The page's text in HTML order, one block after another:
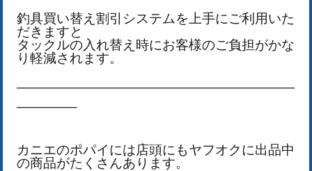
釣具買い替え割引システムを上手にご利用いた
だきますと
タックルの入れ替え時にお客様のご負担がかな
り軽減されます。
—————————————————————
————–
カニエのポパイには店頭にもヤフオクに出品中
の商品がたくさんあります。